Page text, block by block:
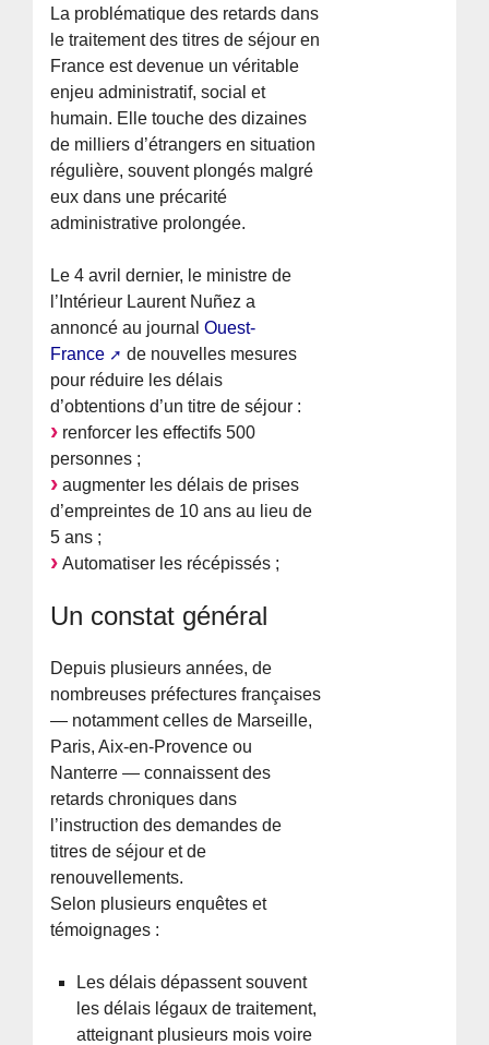
La problématique des retards dans
le traitement des titres de séjour en
France est devenue un véritable
enjeu administratif, social et
humain. Elle touche des dizaines
de milliers d’étrangers en situation
régulière, souvent plongés malgré
eux dans une précarité
administrative prolongée.
Le 4 avril dernier, le ministre de
l’Intérieur Laurent Nuñez a
annoncé au journalOuest-
France
de nouvelles mesures
pour réduire les délais
d’obtentions d’un titre de séjour :
renforcer les effectifs 500
personnes ;
augmenter les délais de prises
d’empreintes de 10 ans au lieu de
5 ans ;
Automatiser les récépissés ;
Un constat général
Depuis plusieurs années, de
nombreuses préfectures françaises
— notamment celles de Marseille,
Paris, Aix-en-Provence ou
Nanterre — connaissent des
retards chroniques dans
l’instruction des demandes de
titres de séjour et de
renouvellements.
Selon plusieurs enquêtes et
témoignages :
Les délais dépassent souvent
les délais légaux de traitement,
atteignant plusieurs mois voire